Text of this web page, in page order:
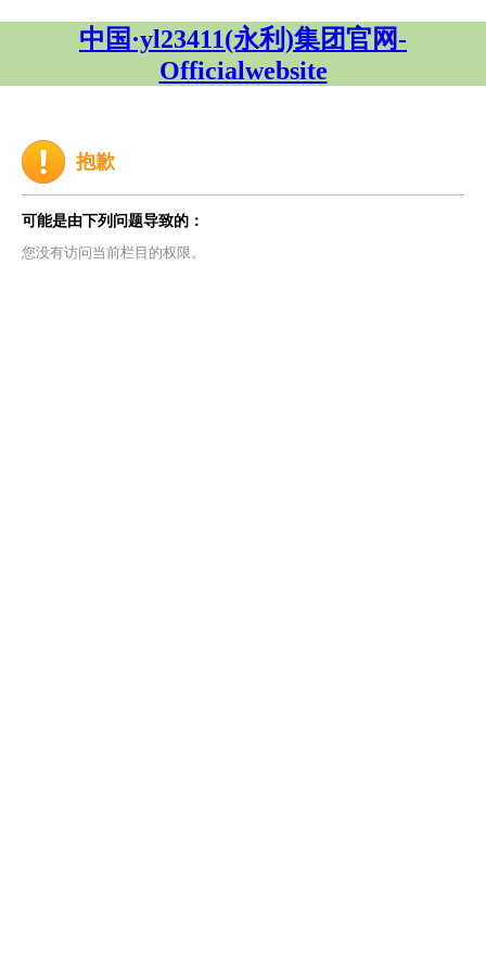
中国·yl23411(永利)集团官网-
Officialwebsite
抱歉
可能是由下列问题导致的：
您没有访问当前栏目的权限。